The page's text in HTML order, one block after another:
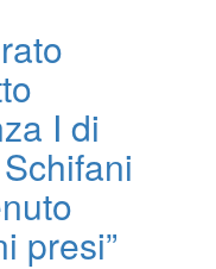
I di
presi”